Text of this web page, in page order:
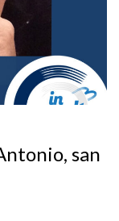
san